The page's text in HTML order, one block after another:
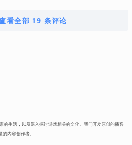
看全部 19 条评论
的生活，以及深入探讨游戏相关的文化。我们开发原创的播客
内容创作者。